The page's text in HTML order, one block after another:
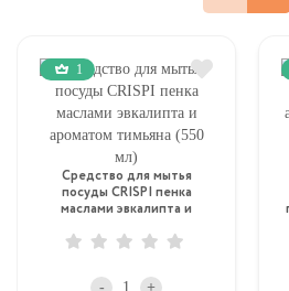
1
Средство для мытья
посуды CRISPI пенка
маслами эвкалипта и
- +